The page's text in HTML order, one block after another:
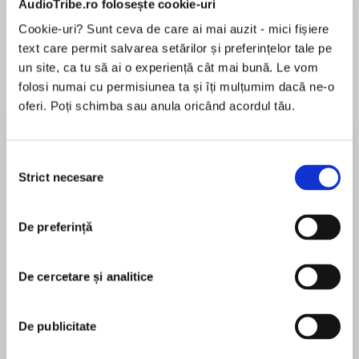
AudioTribe.ro folosește cookie-uri
Cookie-uri? Sunt ceva de care ai mai auzit - mici fișiere
text care permit salvarea setărilor și preferințelor tale pe
un site, ca tu să ai o experiență cât mai bună. Le vom
folosi numai cu permisiunea ta și îți mulțumim dacă ne-o
oferi. Poți schimba sau anula oricând acordul tău.
consimțământului
Strict necesare
De preferință
De cercetare și analitice
De publicitate
Desprecarte
Introducing Sean Dillon: Terrorist. Assassin.
ETA – he’s worked for them all. Now, with the
Gulf War raging, the Iraqis need his services for
an apocalyptic strike at the heart of the West. If
it succeeds, it will shake the world to its
will spread: a devastating blow against
Dillon has 10 Downing Street in his sights but
pentru această carte
Jack Higgins lived in Belfast till the age of twelve.